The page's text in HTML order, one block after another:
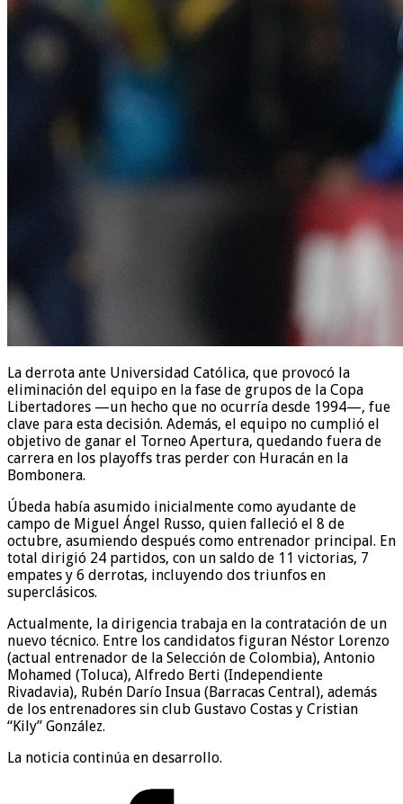
La derrota ante Universidad Católica, que provocó la
eliminación del equipo en la fase de grupos de la Copa
Libertadores —un hecho que no ocurría desde 1994—, fue
clave para esta decisión. Además, el equipo no cumplió el
objetivo de ganar el Torneo Apertura, quedando fuera de
carrera en los playoffs tras perder con Huracán en la
Bombonera.
Úbeda había asumido inicialmente como ayudante de
campo de Miguel Ángel Russo, quien falleció el 8 de
octubre, asumiendo después como entrenador principal. En
total dirigió 24 partidos, con un saldo de 11 victorias, 7
empates y 6 derrotas, incluyendo dos triunfos en
superclásicos.
Actualmente, la dirigencia trabaja en la contratación de un
nuevo técnico. Entre los candidatos figuran Néstor Lorenzo
(actual entrenador de la Selección de Colombia), Antonio
Mohamed (Toluca), Alfredo Berti (Independiente
Rivadavia), Rubén Darío Insua (Barracas Central), además
de los entrenadores sin club Gustavo Costas y Cristian
“Kily” González.
La noticia continúa en desarrollo.